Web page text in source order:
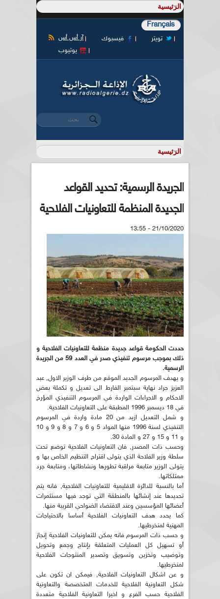
Français
آر أس أس فيسبوك
تويتر
يوتيوب
استمارة البحث
‏بحث ‏
الجريدة الرسمية: تحديد القواعد
الجديدة المنظمة للتعاونيات الفلاحية
21/10/2020 - 13:55
حددت الحكومة قواعد جديدة منظمة للتعاونيات الفلاحية و
ذلك بموجب مرسوم تنفيذي صدر في العدد 59 من الجريدة
الرسمية.
و يهدف المرسوم الجديد الموقع من طرف الوزير الاول, عبد
العزيز جراد نهاية سبتمبر الفارط الى تعديل و تكملة بعض
الاحكام و الاجراءات الواردة في المرسوم التنفيذي المؤرخ
في 18 ديسمبر 1996 المطبقة على التعاونيات الفلاحية.
و شمل التعديل ازيد من 20 مادة واردة في المرسوم
التنفيذي لسنة 1996 منها المواد 5 و 6 و 7 و 8 و 9 و 10
و 11 و 15 و 27 و المادة 30.
وحسب ذات المصدر, فان التعاونيات الفلاحية توضع تحت
سلطة وزير الفلاحة الذي يتولى اقتراح التنظيم الخاص بها و
يتولى الوزير متابعة مراقبة تطورها ونشاطاتها، ومتابعة جرد
ممتلكاتها.
أما بالنسبة للدائرة الاقليمية للتعاونيات الفلاحية, فانه يتم
تحديدها عند إنشائها بالمنطقة التي توجد فيها مستثمرات
أعضائها المؤسسين وعند الاقتضاء الضواحي القريبة منها.
كما يحدد هدف التعاونيات الفلاحية أساسا بالاحتياجات
المهنية لمنخرطيها.
و حسب ذات المرسوم فانه يمكن للتعاونيات الفلاحية إنجاز
أو تسهيل كل العمليات المتعلقة بإنتاج وجمع وتحويل
وتوضيب وتخزين وتسويق وتصدير المنتوجات الفلاحية
لمنخرطيها.
و عن اشكال التعاونيات الفلاحية, فيمكن ان تكون على
شكل التعاونية الفلاحية للخدمات المتخصصة والتعاونية
الفلاحية حسب الفرع و اخيرا التعاونية الفلاحية متعددة